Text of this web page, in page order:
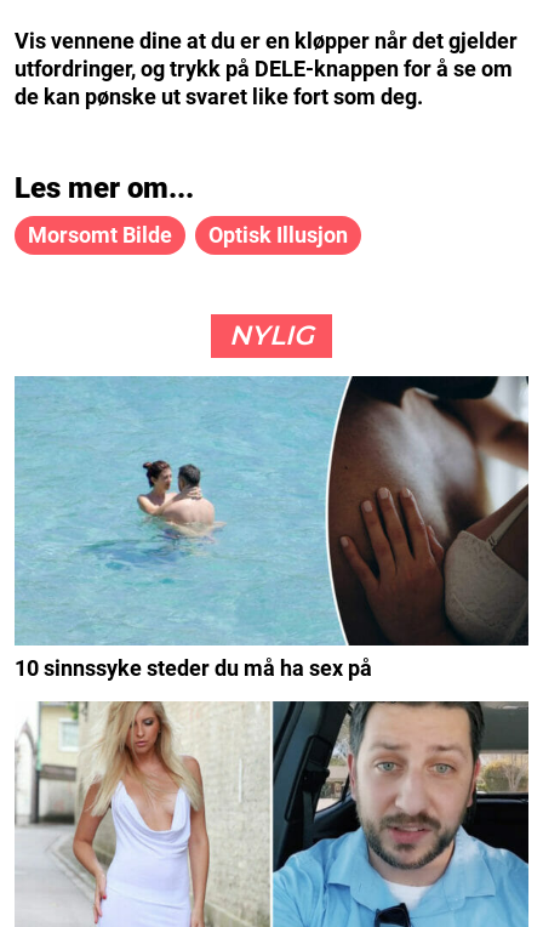
Vis vennene dine at du er en kløpper når det gjelder
utfordringer, og trykk på DELE-knappen for å se om
de kan pønske ut svaret like fort som deg.
Les mer om...
Morsomt Bilde Optisk Illusjon
NYLIG
10 sinnssyke steder du må ha sex på